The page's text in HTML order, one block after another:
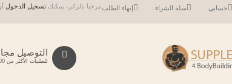
حسابي سلة الشراء إنهاء الطلبمرحبا بالزائر، يمكنك تسجيل الدخول أو
التوصيل
للطلبات الأكثر من 1500 ريال